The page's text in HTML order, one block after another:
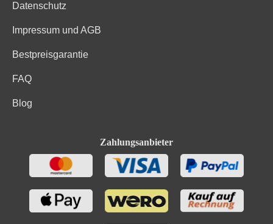
Datenschutz
Impressum und AGB
Bestpreisgarantie
FAQ
Blog
Zahlungsanbieter